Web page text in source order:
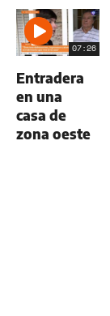
07:26
Entradera
en una
casa de
zona oeste